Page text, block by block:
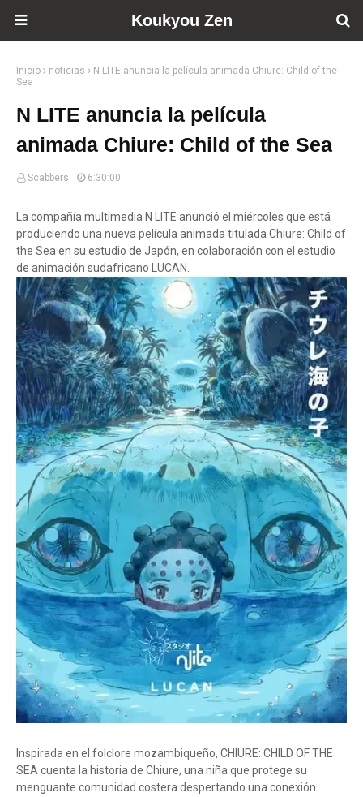
Koukyou Zen
Inicio noticias
N LITE anuncia la película animada Chiure: Child of the
Sea
N LITE anuncia la película
animada Chiure: Child of the Sea
Scabbers 6:30:00
La compañía multimedia N LITE anunció el miércoles que está
produciendo una nueva película animada titulada Chiure: Child of
the Sea en su estudio de Japón, en colaboración con el estudio
de animación sudafricano LUCAN.
Inspirada en el folclore mozambiqueño, CHIURE: CHILD OF THE
SEA cuenta la historia de Chiure, una niña que protege su
menguante comunidad costera despertando una conexión